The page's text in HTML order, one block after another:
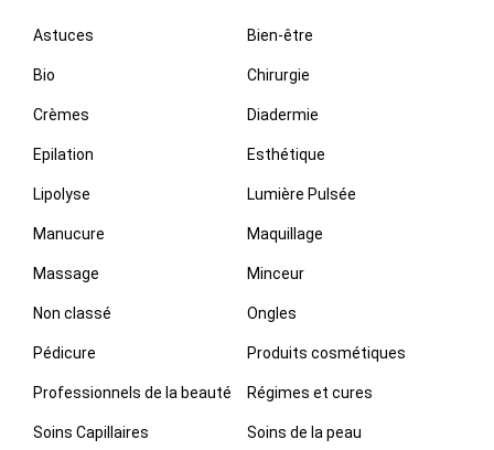
Astuces Bien-être
Bio Chirurgie
Crèmes Diadermie
Epilation Esthétique
Lipolyse Lumière Pulsée
Manucure Maquillage
Massage Minceur
Non classé Ongles
Pédicure Produits cosmétiques
Professionnels de la beauté Régimes et cures
Soins Capillaires Soins de la peau